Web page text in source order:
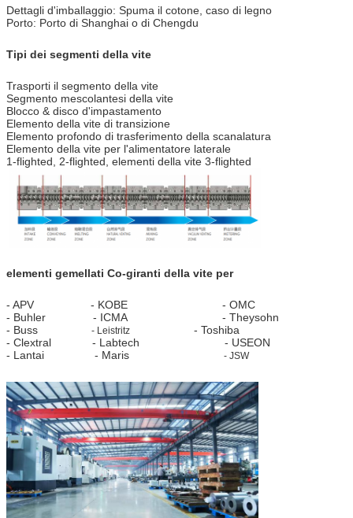
Dettagli d'imballaggio: Spuma il cotone, caso di legno
Porto: Porto di Shanghai o di Chengdu
Tipi dei segmenti della vite
Trasporti il segmento della vite
Segmento mescolantesi della vite
Blocco & disco d'impastamento
Elemento della vite di transizione
Elemento profondo di trasferimento della scanalatura
Elemento della vite per l'alimentatore laterale
1-flighted, 2-flighted, elementi della vite 3-flighted
elementi gemellati Co-giranti della vite per
- APV - KOBE - OMC
- Buhler - ICMA - Theysohn
- Buss - Leistritz - Toshiba
- Clextral - Labtech - USEON
- Lantai - Maris - JSW